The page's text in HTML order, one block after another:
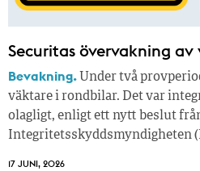
Securitas övervakning
Bevakning. Under två
väktare i rondbilar. Det var
olagligt, enligt ett nytt beslut
Integritetsskyddsmyndigheten
17 JUNI, 2026